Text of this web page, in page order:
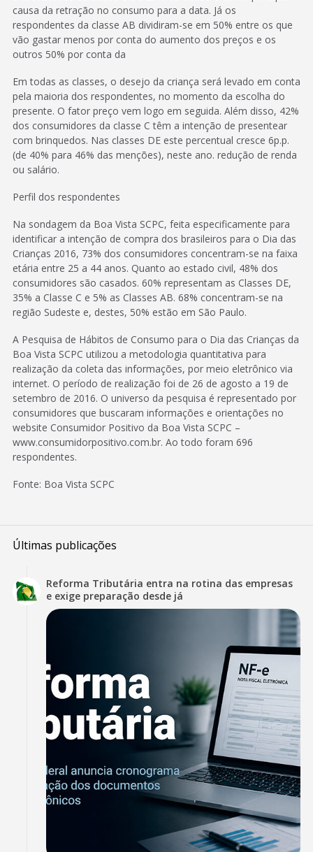
causa da retração no consumo para a data. Já os
respondentes da classe AB dividiram-se em 50% entre os que
vão gastar menos por conta do aumento dos preços e os
outros 50% por conta da
Em todas as classes, o desejo da criança será levado em conta
pela maioria dos respondentes, no momento da escolha do
presente. O fator preço vem logo em seguida. Além disso, 42%
dos consumidores da classe C têm a intenção de presentear
com brinquedos. Nas classes DE este percentual cresce 6p.p.
(de 40% para 46% das menções), neste ano. redução de renda
ou salário.
Perfil dos respondentes
Na sondagem da Boa Vista SCPC, feita especificamente para
identificar a intenção de compra dos brasileiros para o Dia das
Crianças 2016, 73% dos consumidores concentram-se na faixa
etária entre 25 a 44 anos. Quanto ao estado civil, 48% dos
consumidores são casados. 60% representam as Classes DE,
35% a Classe C e 5% as Classes AB. 68% concentram-se na
região Sudeste e, destes, 50% estão em São Paulo.
A Pesquisa de Hábitos de Consumo para o Dia das Crianças da
Boa Vista SCPC utilizou a metodologia quantitativa para
realização da coleta das informações, por meio eletrônico via
internet. O período de realização foi de 26 de agosto a 19 de
setembro de 2016. O universo da pesquisa é representado por
consumidores que buscaram informações e orientações no
website Consumidor Positivo da Boa Vista SCPC –
www.consumidorpositivo.com.br. Ao todo foram 696
respondentes.
Fonte: Boa Vista SCPC
Últimas publicações
Reforma Tributária entra na rotina das empresas
e exige preparação desde já